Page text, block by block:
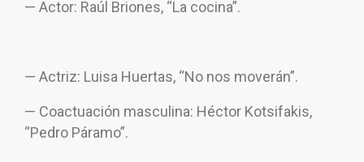
— Actor: Raúl Briones, “La cocina”.
— Actriz: Luisa Huertas, “No nos moverán”.
— Coactuación masculina: Héctor Kotsifakis,
“Pedro Páramo”.